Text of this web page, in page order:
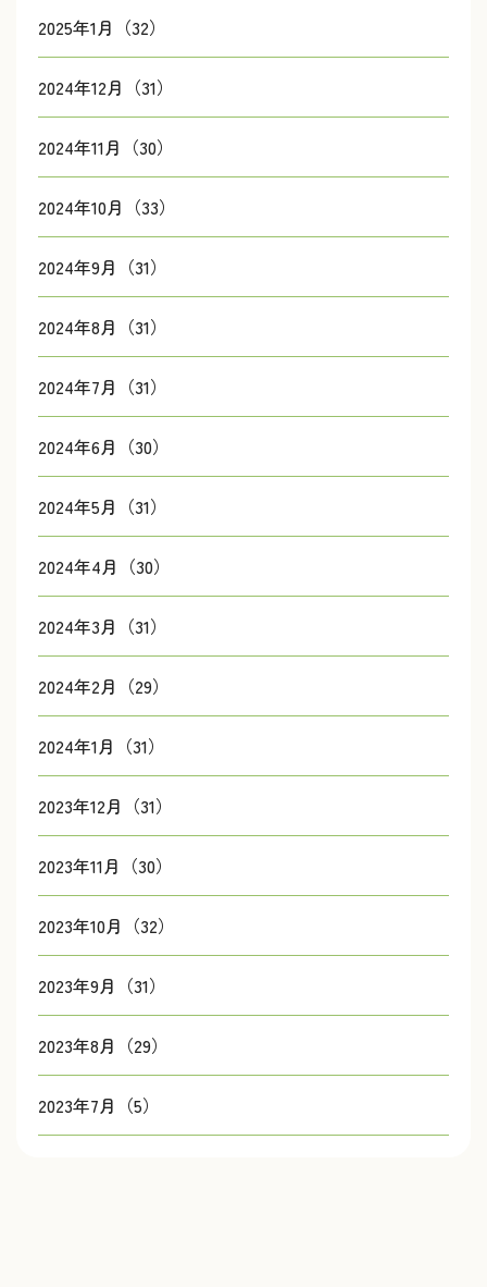
2025年1月（32）
2024年12月（31）
2024年11月（30）
2024年10月（33）
2024年9月（31）
2024年8月（31）
2024年7月（31）
2024年6月（30）
2024年5月（31）
2024年4月（30）
2024年3月（31）
2024年2月（29）
2024年1月（31）
2023年12月（31）
2023年11月（30）
2023年10月（32）
2023年9月（31）
2023年8月（29）
2023年7月（5）